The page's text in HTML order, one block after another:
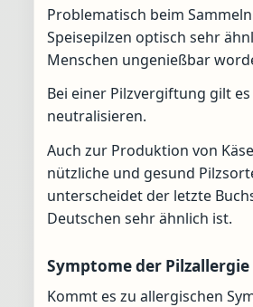
Problematisch beim
Speisepilzen optisch sehr
Menschen ungenießbar
Bei einer Pilzvergiftung gilt
neutralisieren.
Auch zur Produktion von
nützliche und gesund
unterscheidet der letzte
Deutschen sehr ähnlich ist.
Symptome der Pilzallergie
Kommt es zu allergischen